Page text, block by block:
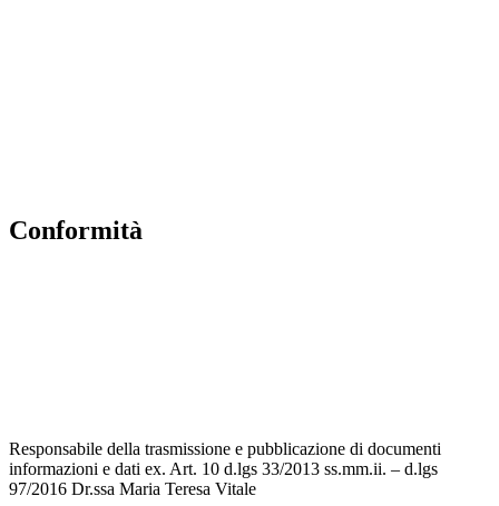
conformità
Responsabile della trasmissione e pubblicazione di documenti
informazioni e dati ex. Art. 10 d.lgs 33/2013 ss.mm.ii. – d.lgs
97/2016 Dr.ssa Maria Teresa Vitale